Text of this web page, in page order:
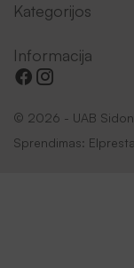
Kategorijos
Informacija
© 2026 - UAB
Sprendimas: